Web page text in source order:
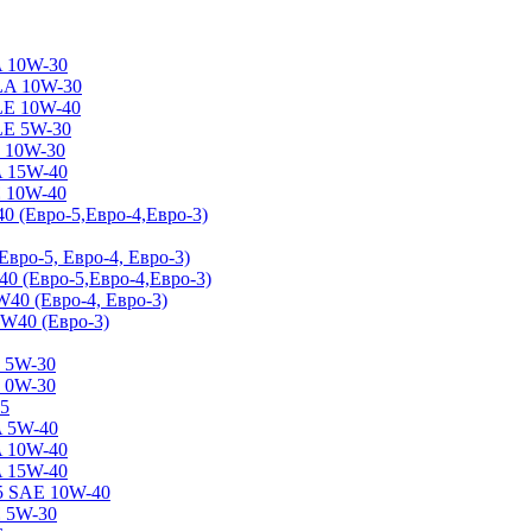
30
10W-30
10W-40
5W-30
30
40
40
5,Евро-4,Евро-3)
5, Евро-4, Евро-3)
5,Евро-4,Евро-3)
(Евро-4, Евро-3)
(Евро-3)
30
30
40
40
40
10W-40
30